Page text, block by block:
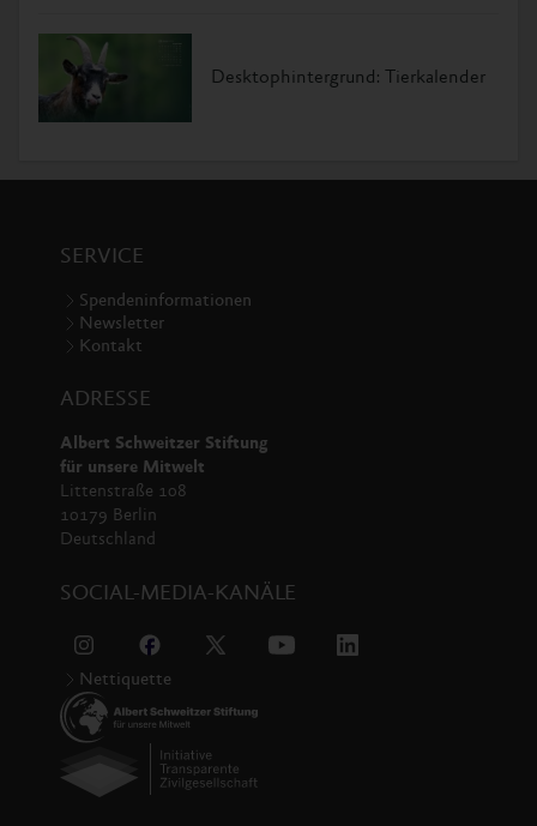
Desktophintergrund: Tierkalender
SERVICE
Spendeninformationen
Newsletter
Kontakt
ADRESSE
Albert Schweitzer Stiftung
für unsere Mitwelt
Littenstraße 108
10179 Berlin
Deutschland
SOCIAL-MEDIA-KANÄLE
Nettiquette